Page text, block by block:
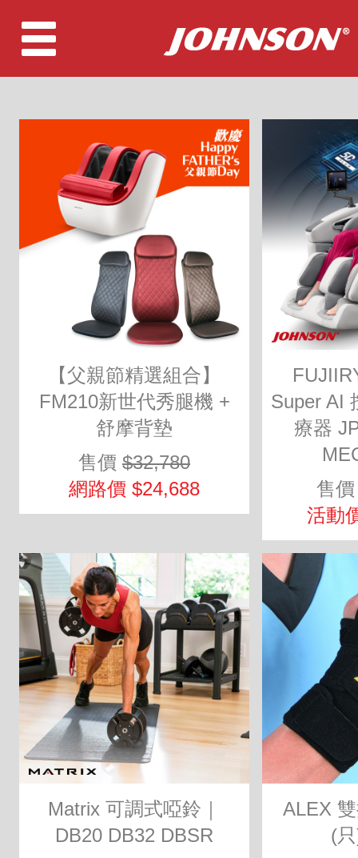
【父親節精選組合】
FM210新世代秀腿機 +
舒摩背墊
售價 $32,780
網路價 $24,688
Super AI
療器
售
活動
Matrix 可調式啞鈴｜
DB20 DB32 DBSR
ALEX
(